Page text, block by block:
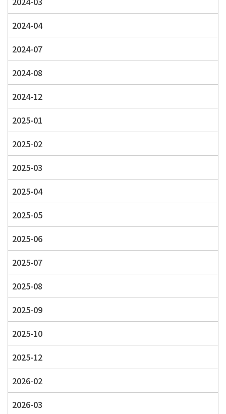
2024-04
2024-07
2024-08
2024-12
2025-01
2025-02
2025-03
2025-04
2025-05
2025-06
2025-07
2025-08
2025-09
2025-10
2025-12
2026-02
2026-03